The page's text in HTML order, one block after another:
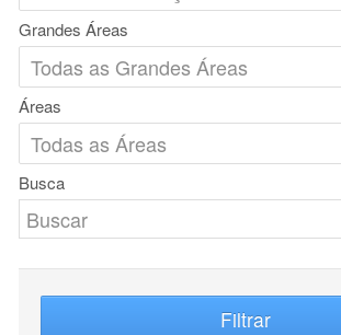
Grandes Áreas
Áreas
Busca
Filtrar